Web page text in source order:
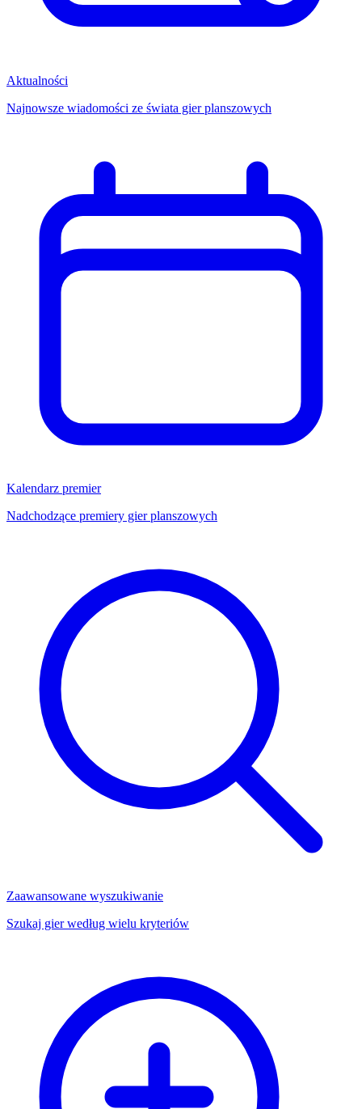
Aktualności
Najnowsze wiadomości ze świata gier planszowych
Kalendarz premier
Nadchodzące premiery gier planszowych
Zaawansowane wyszukiwanie
Szukaj gier według wielu kryteriów